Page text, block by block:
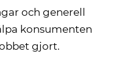
och generell
konsumenten
gjort.